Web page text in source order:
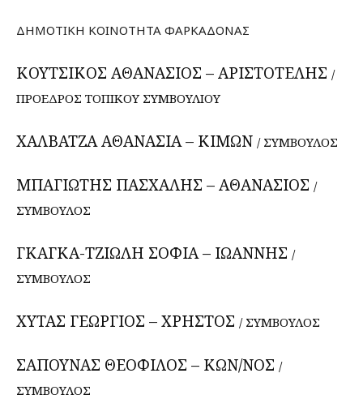
ΔΗΜΟΤΙΚΗ ΚΟΙΝΟΤΗΤΑ ΦΑΡΚΑΔΟΝΑΣ
ΚΟΥΤΣΙΚΟΣ ΑΘΑΝΑΣΙΟΣ – ΑΡΙΣΤΟΤΕΛΗΣ /
ΠΡΟΕΔΡΟΣ ΤΟΠΙΚΟΥ ΣΥΜΒΟΥΛΙΟΥ
ΧΑΛΒΑΤΖΑ ΑΘΑΝΑΣΙΑ – ΚΙΜΩΝ / ΣΥΜΒΟΥΛΟΣ
ΜΠΑΓΙΩΤΗΣ ΠΑΣΧΑΛΗΣ – ΑΘΑΝΑΣΙΟΣ /
ΣΥΜΒΟΥΛΟΣ
ΓΚΑΓΚΑ-ΤΖΙΩΛΗ ΣΟΦΙΑ – ΙΩΑΝΝΗΣ /
ΣΥΜΒΟΥΛΟΣ
ΧΥΤΑΣ ΓΕΩΡΓΙΟΣ – ΧΡΗΣΤΟΣ / ΣΥΜΒΟΥΛΟΣ
ΣΑΠΟΥΝΑΣ ΘΕΟΦΙΛΟΣ – ΚΩΝ/ΝΟΣ /
ΣΥΜΒΟΥΛΟΣ